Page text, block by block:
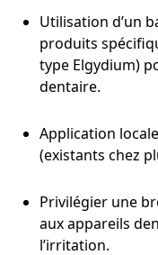
Utilisation d’un
produits
type Elgydium)
dentaire.
Application
(existants chez
Privilégier une
aux appareils
l’irritation.